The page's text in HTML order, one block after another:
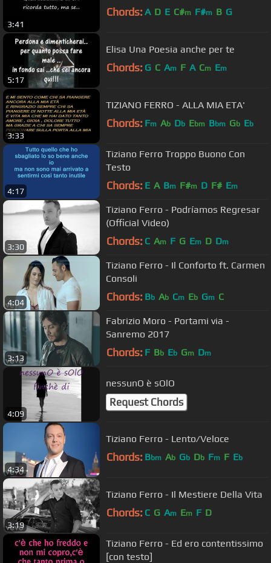
3:41
Chords: A D E C#m F#m B G
5:17
Elisa Una Poesia anche per te
Chords: G C Am F A Cm Em
3:33
TIZIANO FERRO - ALLA MIA ETA'
Chords: Fm Ab Db Ebm Bbm Gb Eb
4:17
Tiziano Ferro Troppo Buono Con
Testo
Chords: E A Bm F#m D F# Em
3:30
Tiziano Ferro - Podríamos Regresar
(Official Video)
Chords: C Am F G Em D Dm
4:04
Tiziano Ferro - Il Conforto ft. Carmen
Consoli
Chords: Bb Ab Cm Eb Gm C
3:13
Fabrizio Moro - Portami via -
Sanremo 2017
Chords: F Bb Eb Gm Dm
4:09
nessunO è sOlO
Request Chords
4:34
Tiziano Ferro - Lento/Veloce
Chords: Bbm Ab Gb Db Fm F Eb
3:19
Tiziano Ferro - Il Mestiere Della Vita
Chords: C G Am Em F D
Tiziano Ferro - Ed ero contentissimo
[con testo]